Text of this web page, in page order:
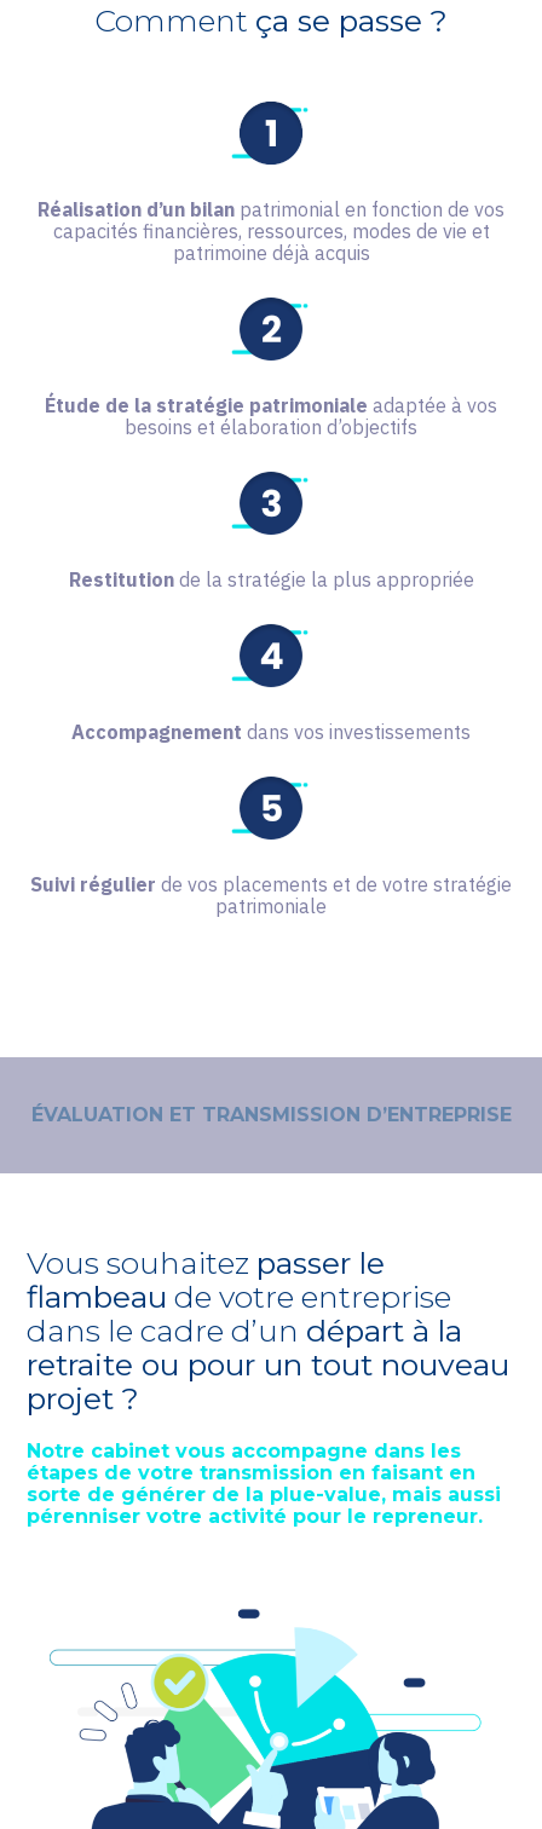
Comment ça se passe ?
Réalisation d’un bilan patrimonial en fonction de vos
capacités financières, ressources, modes de vie et
patrimoine déjà acquis
Étude de la stratégie patrimoniale adaptée à vos
besoins et élaboration d’objectifs
Restitutionde la stratégie la plus appropriée
Accompagnement dans vos investissements
Suivi régulier de vos placements et de votre stratégie
patrimoniale
ÉVALUATION ET TRANSMISSION D’ENTREPRISE
Vous souhaitez passer le
flambeau de votre entreprise
dans le cadre d’un départ à la
retraite ou pour un tout nouveau
projet ?
Notre cabinet vous accompagne dans les
étapes de votre transmission en faisant en
sorte de générer de la plue-value, mais aussi
pérenniser votre activité pour le repreneur.